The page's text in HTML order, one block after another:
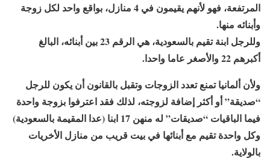
المرتفعة، فهو لأنهم يقيمون في 4 منازل، بواقع واحد لكل زوجة
وأبنائه منها.
وللرجل ابنة تقيم بالسعودية، هي الرقم 23 بين أبنائه، البالغ
أكبرهم 22 والأصغر عاما واحدا.
ولأن ألمانيا تمنع تعدد الزوجات وتقبل بالقانون أن يكون للرجل
“صديقة” أو أكثر إضافة لزوجته، لذلك فقد اعترفوا بزوجة واحدة
فيما الباقيات “صديقات” له منهن 17 ابنا (عدا المقيمة بالسعودية)
وكل واحدة تقيم مع أبنائها في بيت قريب من منازل الأخريات
بالولاية.